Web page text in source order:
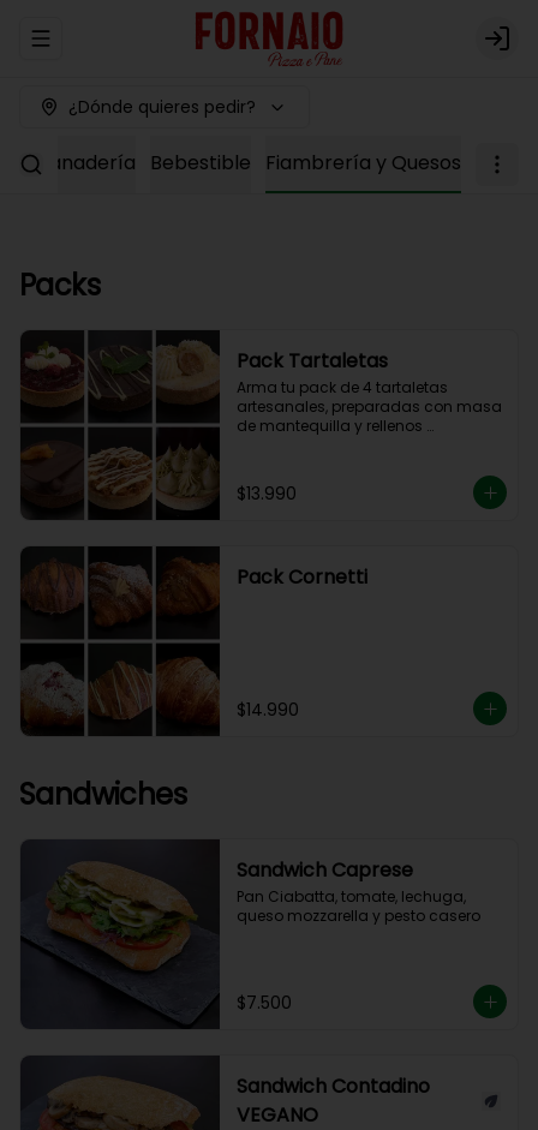
Abrir menu de navegación Login
¿Dónde quieres pedir?
Panadería Bebestible Fiambrería y Quesos
Packs
Pack Tartaletas
Arma tu pack de 4 tartaletas
artesanales, preparadas con masa
de mantequilla y rellenos
opciones disponibles para
completar tu pack.
$13.990
Pack Cornetti
$14.990
Sandwiches
Sandwich Caprese
Pan Ciabatta, tomate, lechuga,
queso mozzarella y pesto casero
$7.500
Sandwich Contadino
VEGANO